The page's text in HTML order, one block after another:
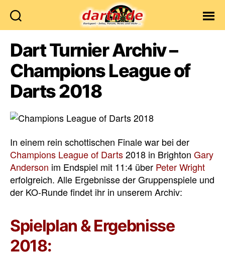
Dart Turnier Archiv –
Champions League of
Darts 2018
In einem rein schottischen Finale war bei der
Champions League of Darts2018 in Brighton Gary
Anderson im Endspiel mit 11:4 über Peter Wright
erfolgreich. Alle Ergebnisse der Gruppenspiele und
der KO-Runde findet ihr in unserem Archiv:
Spielplan & Ergebnisse
2018: